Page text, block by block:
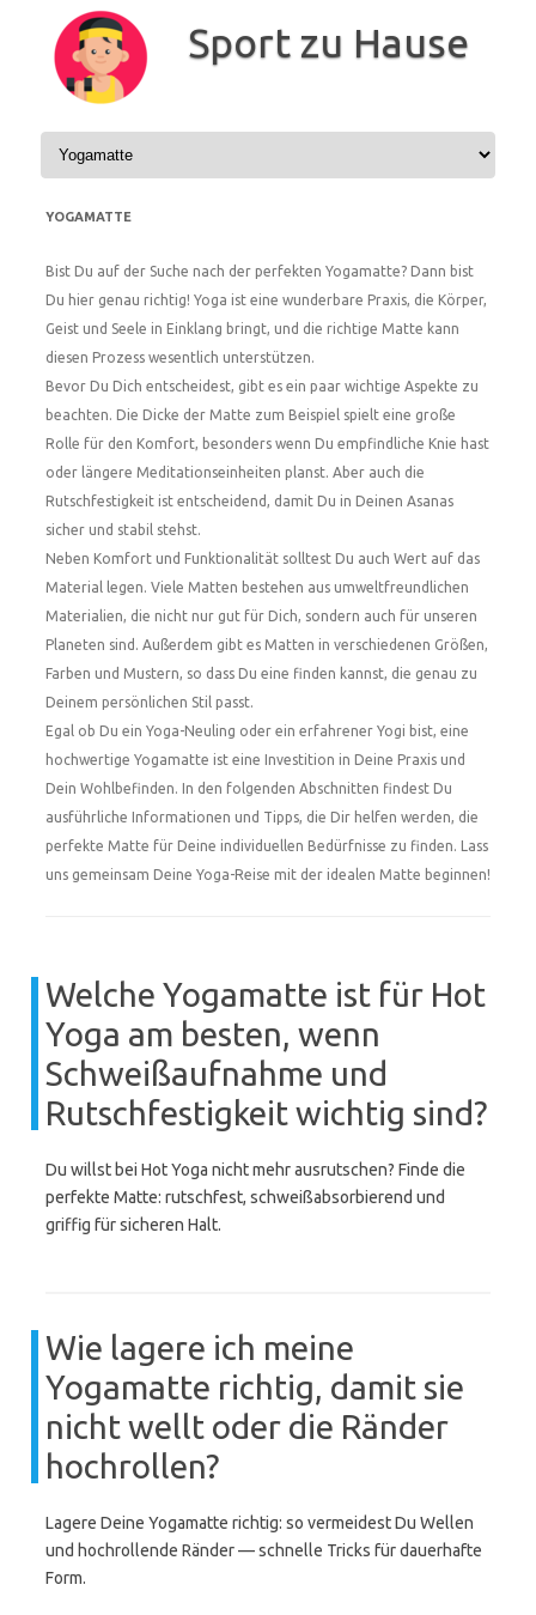
Inhalt
springen
Sport zu Hause
YOGAMATTE
Bist Du auf der Suche nach der perfekten Yogamatte? Dann bist
Du hier genau richtig! Yoga ist eine wunderbare Praxis, die Körper,
Geist und Seele in Einklang bringt, und die richtige Matte kann
diesen Prozess wesentlich unterstützen.
Bevor Du Dich entscheidest, gibt es ein paar wichtige Aspekte zu
beachten. Die Dicke der Matte zum Beispiel spielt eine große
Rolle für den Komfort, besonders wenn Du empfindliche Knie hast
oder längere Meditationseinheiten planst. Aber auch die
Rutschfestigkeit ist entscheidend, damit Du in Deinen Asanas
sicher und stabil stehst.
Neben Komfort und Funktionalität solltest Du auch Wert auf das
Material legen. Viele Matten bestehen aus umweltfreundlichen
Materialien, die nicht nur gut für Dich, sondern auch für unseren
Planeten sind. Außerdem gibt es Matten in verschiedenen Größen,
Farben und Mustern, so dass Du eine finden kannst, die genau zu
Deinem persönlichen Stil passt.
Egal ob Du ein Yoga-Neuling oder ein erfahrener Yogi bist, eine
hochwertige Yogamatte ist eine Investition in Deine Praxis und
Dein Wohlbefinden. In den folgenden Abschnitten findest Du
ausführliche Informationen und Tipps, die Dir helfen werden, die
perfekte Matte für Deine individuellen Bedürfnisse zu finden. Lass
uns gemeinsam Deine Yoga-Reise mit der idealen Matte beginnen!
Welche Yogamatte ist für Hot
Yoga am besten, wenn
Schweißaufnahme und
Rutschfestigkeit wichtig sind?
Du willst bei Hot Yoga nicht mehr ausrutschen? Finde die
perfekte Matte: rutschfest, schweißabsorbierend und
griffig für sicheren Halt.
Wie lagere ich meine
Yogamatte richtig, damit sie
nicht wellt oder die Ränder
hochrollen?
Lagere Deine Yogamatte richtig: so vermeidest Du Wellen
und hochrollende Ränder — schnelle Tricks für dauerhafte
Form.